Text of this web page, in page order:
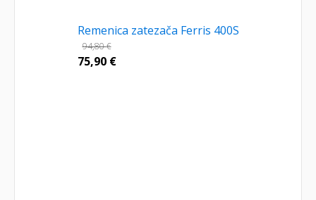
Remenica zatezača Ferris 400S
94,80€
75,90 €